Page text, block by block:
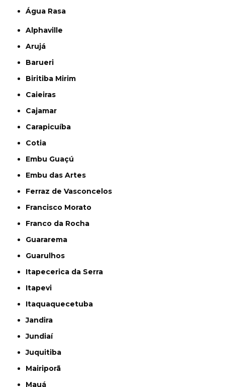
Água Rasa
Alphaville
Arujá
Barueri
Biritiba Mirim
Caieiras
Cajamar
Carapicuíba
Cotia
Embu Guaçú
Embu das Artes
Ferraz de Vasconcelos
Francisco Morato
Franco da Rocha
Guararema
Guarulhos
Itapecerica da Serra
Itapevi
Itaquaquecetuba
Jandira
Jundiaí
Juquitiba
Mairiporã
Mauá